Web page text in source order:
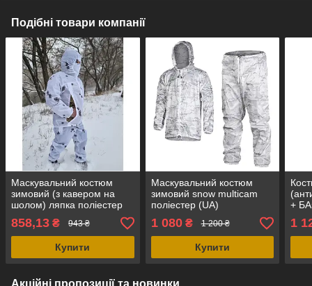
Подібні товари компанії
Маскувальний костюм
зимовий (з кавером на
шолом) ляпка поліестер
waterproof (UA)
858,13 ₴ 943 ₴
Купити
Маскувальний костюм
зимовий snow multicam
поліестер (UA)
1 080₴ 1 200 ₴
Купити
+
1